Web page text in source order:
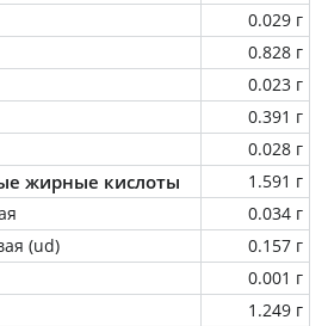
0.029 г
0.828 г
0.023 г
0.391 г
0.028 г
жирные кислоты
1.591 г
0.034 г
(ud)
0.157 г
0.001 г
1.249 г